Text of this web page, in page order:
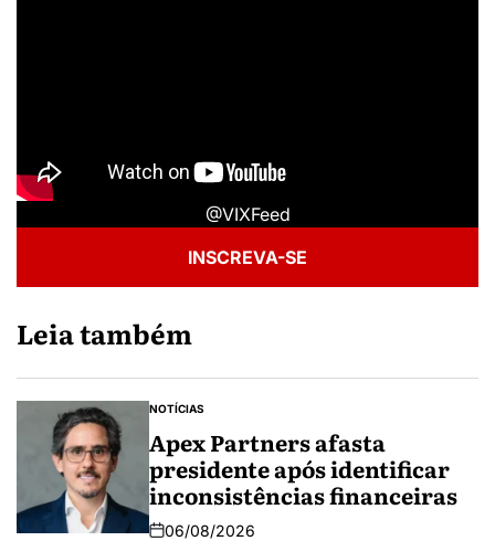
@VIXFeed
INSCREVA-SE
Leia também
NOTÍCIAS
Apex Partners afasta
presidente após identificar
inconsistências financeiras
06/08/2026